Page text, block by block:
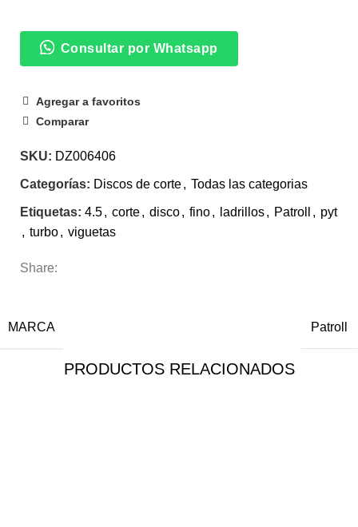
Consultar por Whatsapp
Agregar a favoritos
Comparar
SKU: DZ006406
Categorías: Discos de corte, Todas las categorias
Etiquetas: 4.5, corte, disco, fino, ladrillos, Patroll , pyt
, turbo, viguetas
Share:
MARCA Patroll
PRODUCTOS RELACIONADOS